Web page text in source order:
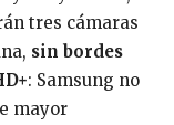
tres cámaras
sin bordes
: Samsung no
mayor